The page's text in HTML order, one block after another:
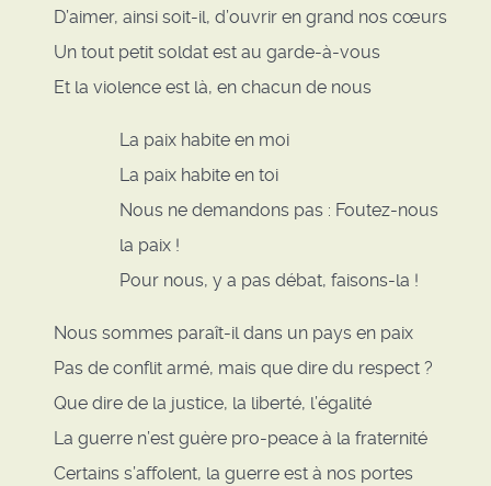
D’aimer, ainsi soit-il, d’ouvrir en grand nos cœurs
Un tout petit soldat est au garde-à-vous
Et la violence est là, en chacun de nous
La paix habite en moi
La paix habite en toi
Nous ne demandons pas : Foutez-nous
la paix !
Pour nous, y a pas débat, faisons-la !
Nous sommes paraît-il dans un pays en paix
Pas de conflit armé, mais que dire du respect ?
Que dire de la justice, la liberté, l’égalité
La guerre n’est guère pro-peace à la fraternité
Certains s’affolent, la guerre est à nos portes